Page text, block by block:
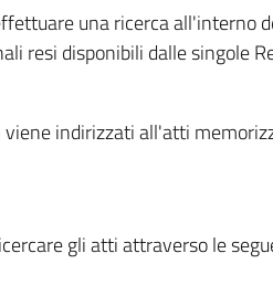
una ricerca all'interno
resi disponibili dalle singole
viene indirizzati all'atti
gli atti attraverso le